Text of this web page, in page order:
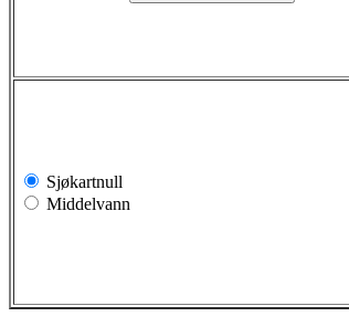
Sjøkartnull
Middelvann